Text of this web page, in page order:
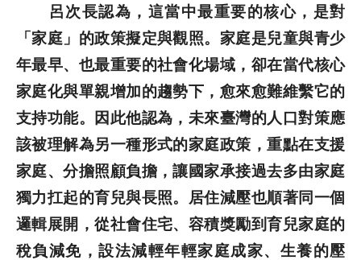
呂次長認為，這當中最重要的核心，是對
「家庭」的政策擬定與觀照。家庭是兒童與青少
年最早、也最重要的社會化場域，卻在當代核心
家庭化與單親增加的趨勢下，愈來愈難維繫它的
支持功能。因此他認為，未來臺灣的人口對策應
該被理解為另一種形式的家庭政策，重點在支援
家庭、分擔照顧負擔，讓國家承接過去多由家庭
獨力扛起的育兒與長照。居住減壓也順著同一個
邏輯展開，從社會住宅、容積獎勵到育兒家庭的
稅負減免，設法減輕年輕家庭成家、生養的壓